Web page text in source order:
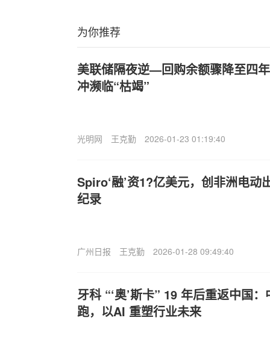
为你推荐
美联储隔夜逆—回购余额骤降至四
冲濒临“枯竭”
光明网 王克勤 2026-01-23 01:19:40
Spiro‘融’资1?亿美元，创非洲电动
纪录
广州日报 王克勤 2026-01-28 09:49:40
牙科 “‘奥’斯卡” 19 年后重返中国
跑，以AI 重塑行业未来